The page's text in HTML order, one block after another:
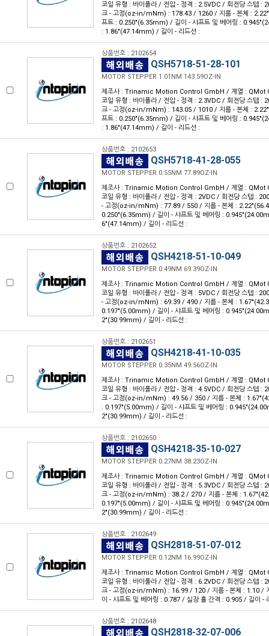
코일 유형 : 바이폴라 / 전압 - 정격 : 2.5VDC / 회전당 스텝 :
크 - 고정(oz-in/mNm) : 178.43 / 1260 / 지름 - 본체 :
프트 : 0.250"(6.35mm) / 길이 - 샤프트 및 베어링 :
: 1.86"(47.14mm) / 길이 - 리드선 :
상품번호 : 2102654
QSH5718-51-28-101
MOTOR STEPPER 1.01NM 143.59OZ-IN
제조사 : Trinamic Motion Control GmbH / 계열 : QMot
코일 유형 : 바이폴라 / 전압 - 정격 : 2.3VDC / 회전당 스텝 :
크 - 고정(oz-in/mNm) : 143.05 / 1010 / 지름 - 본체 :
프트 : 0.250"(6.35mm) / 길이 - 샤프트 및 베어링 :
: 1.86"(47.14mm) / 길이 - 리드선 :
상품번호 : 2102653
QSH5718-41-28-055
MOTOR STEPPER 0.55NM 77.89OZ-IN
제조사 : Trinamic Motion Control GmbH / 계열 : QMot
코일 유형 : 바이폴라 / 전압 - 정격 : 2VDC / 회전당 스텝 :
- 고정(oz-in/mNm) : 77.89 / 550 / 지름 - 본체 :
0.250"(6.35mm) / 길이 - 샤프트 및 베어링 :
6"(47.14mm) / 길이 - 리드선 :
상품번호 : 2102652
QSH4218-51-10-049
MOTOR STEPPER 0.49NM 69.39OZ-IN
제조사 : Trinamic Motion Control GmbH / 계열 : QMot
코일 유형 : 바이폴라 / 전압 - 정격 : 5VDC / 회전당 스텝 :
- 고정(oz-in/mNm) : 69.39 / 490 / 지름 - 본체 :
0.197"(5.00mm) / 길이 - 샤프트 및 베어링 :
2"(30.99mm) / 길이 - 리드선 :
상품번호 : 2102651
QSH4218-41-10-035
MOTOR STEPPER 0.35NM 49.56OZ-IN
제조사 : Trinamic Motion Control GmbH / 계열 : QMot
코일 유형 : 바이폴라 / 전압 - 정격 : 4.5VDC / 회전당 스텝 :
크 - 고정(oz-in/mNm) : 49.56 / 350 / 지름 - 본체 :
: 0.197"(5.00mm) / 길이 - 샤프트 및 베어링 :
2"(30.99mm) / 길이 - 리드선 :
상품번호 : 2102650
QSH4218-35-10-027
MOTOR STEPPER 0.27NM 38.23OZ-IN
제조사 : Trinamic Motion Control GmbH / 계열 : QMot
코일 유형 : 바이폴라 / 전압 - 정격 : 5.3VDC / 회전당 스텝 :
크 - 고정(oz-in/mNm) : 38.2 / 270 / 지름 - 본체 :
0.197"(5.00mm) / 길이 - 샤프트 및 베어링 :
2"(30.99mm) / 길이 - 리드선 :
상품번호 : 2102649
QSH2818-51-07-012
MOTOR STEPPER 0.12NM 16.99OZ-IN
제조사 : Trinamic Motion Control GmbH / 계열 : QMot
코일 유형 : 바이폴라 / 전압 - 정격 : 6.2VDC / 회전당 스텝 :
크 - 고정(oz-in/mNm) : 16.99 / 120 / 지름 - 본체 : 1.10 /
이 - 샤프트 및 베어링 : 0.787 / 실장 홀 간격 : 0.905 / 길이 -
상품번호 : 2102648
QSH2818-32-07-006